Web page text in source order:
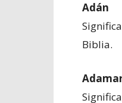
Adán
Biblia.